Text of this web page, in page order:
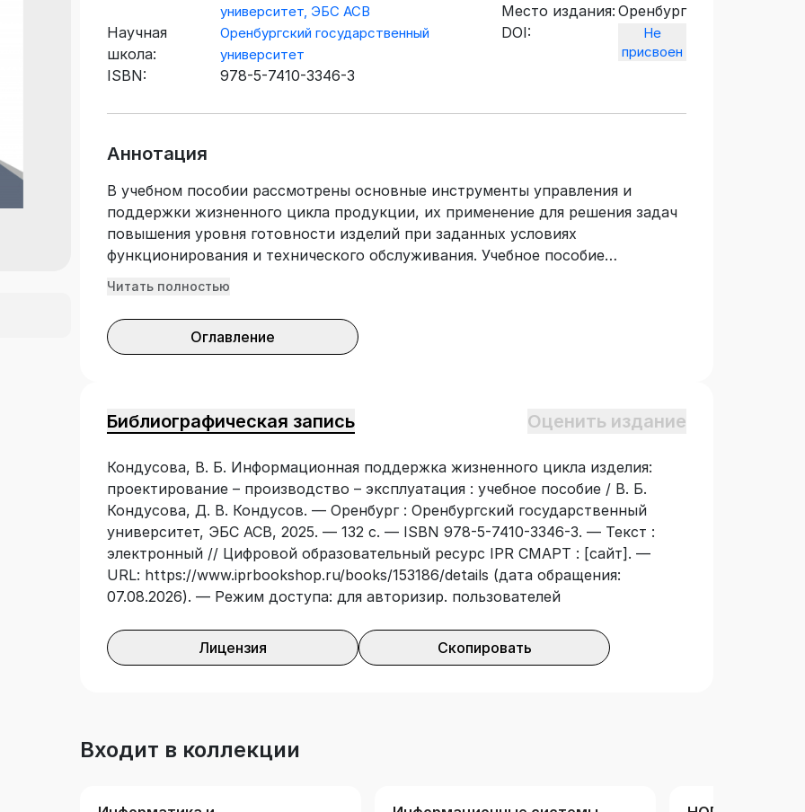
университет, ЭБС АСВ
Научная
школа:
Оренбургский государственный
университет
ISBN: 978-5-7410-3346-3
Место издания: Оренбург
DOI:
Не
присвоен
Аннотация
В учебном пособии рассмотрены основные инструменты управления и
поддержки жизненного цикла продукции, их применение для решения задач
повышения уровня готовности изделий при заданных условиях
функционирования и технического обслуживания. Учебное пособие
предназначено для обучающихся по образовательным программам высшего
вычислительная техника.
Читать полностью
Оглавление
Библиографическая запись Оценить издание
Кондусова, В. Б. Информационная поддержка жизненного цикла изделия:
проектирование – производство – эксплуатация : учебное пособие / В. Б.
Кондусова, Д. В. Кондусов. — Оренбург : Оренбургский государственный
университет, ЭБС АСВ, 2025. — 132 с. — ISBN 978-5-7410-3346-3. — Текст :
электронный // Цифровой образовательный ресурс IPR СМАРТ : [сайт]. —
URL: https://www.iprbookshop.ru/books/153186/details (дата обращения:
07.08.2026). — Режим доступа: для авторизир. пользователей
Лицензия Скопировать
Входит в коллекции